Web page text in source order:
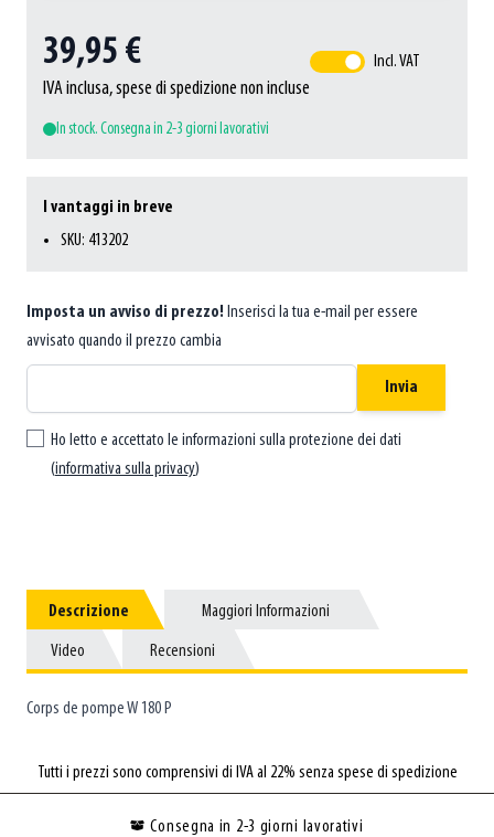
39,95 €
IVA inclusa, spese di spedizione non incluse
Incl. VAT
In stock. Consegna in 2-3 giorni lavorativi
I vantaggi in breve
SKU: 413202
Imposta un avviso di prezzo! Inserisci la tua e-mail per essere
avvisato quando il prezzo cambia
Invia
Ho letto e accettato le informazioni sulla protezione dei dati
(informativa sulla privacy)
Descrizione
Descrizione Maggiori Informazioni
Maggiori Informazioni
Video
Video Recensioni
Recensioni
Corps de pompe W 180 P
Tutti i prezzi sono comprensivi di IVA al 22% senza spese di spedizione
Consegna in 2-3 giorni lavorativi